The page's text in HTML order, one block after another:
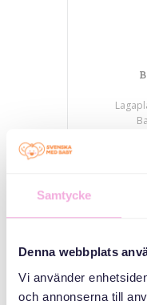
Samtycke
Denna webbplats
Vi använder
och annonserna till